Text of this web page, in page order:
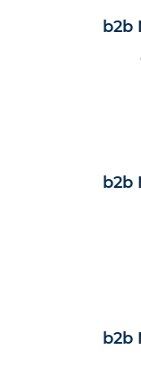
b2b
b2b
b2b